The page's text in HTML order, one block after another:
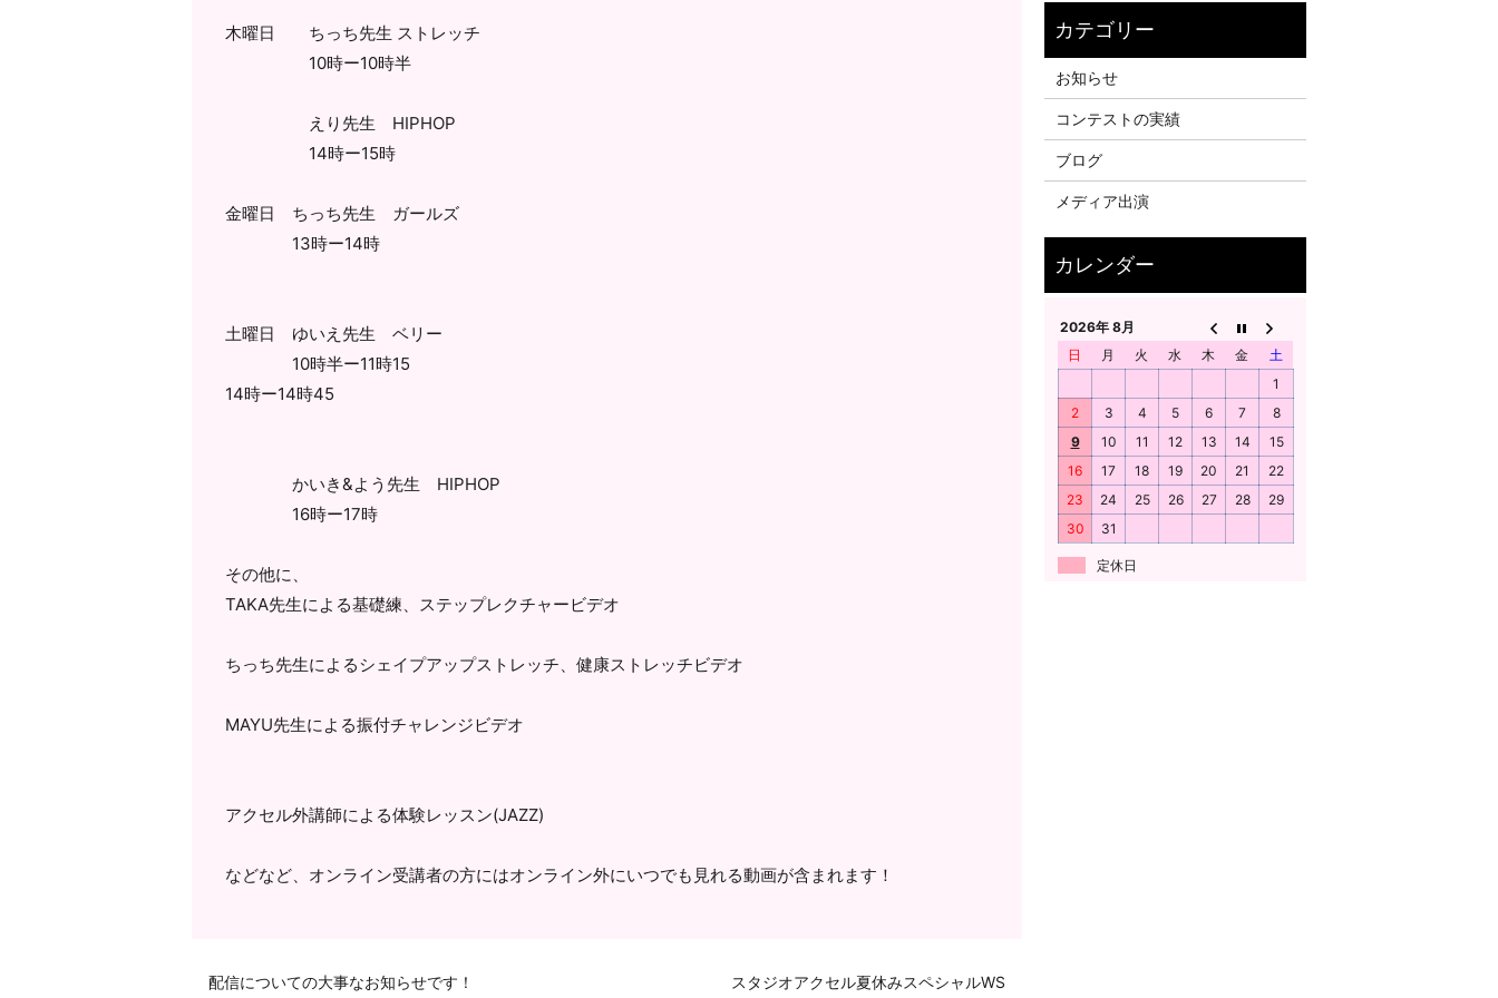
木曜日 ちっち先生 ストレッチ
10時ー10時半
えり先生 HIPHOP
14時ー15時
金曜日 ちっち先生 ガールズ
13時ー14時
土曜日 ゆいえ先生 ベリー
10時半ー11時15
14時ー14時45
かいき&よう先生 HIPHOP
16時ー17時
その他に、
TAKA先生による基礎練、ステップレクチャービデオ
ちっち先生によるシェイプアップストレッチ、健康ストレッチビデオ
MAYU先生による振付チャレンジビデオ
アクセル外講師による体験レッスン(JAZZ)
などなど、オンライン受講者の方にはオンライン外にいつでも見れる動画が含まれます！
配信についての大事なお知らせです！ スタジオアクセル夏休みスペシャルWS
お知らせ
コンテストの実績
ブログ
メディア出演
2026年 8月
日
月 火 水 木 金
土
1
2
3 4 5 6 7
8
9
10 11 12 13 14
15
16
17 18 19 20 21
22
23
24 25 26 27 28
29
30
31
定休日